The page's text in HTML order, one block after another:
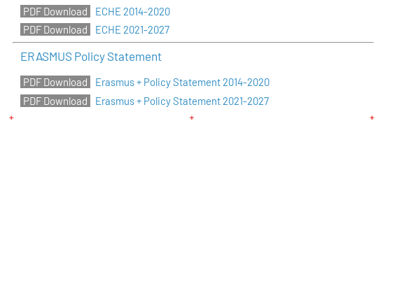
ECHE 2014-2020
ECHE 2021-2027
ERASMUS Policy Statement
Erasmus + Policy Statement 2014-2020
Erasmus + Policy Statement 2021-2027